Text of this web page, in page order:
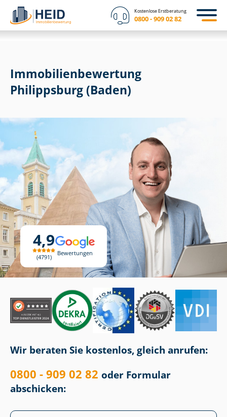
Kostenlose Erstberatung
0800 - 909 02 82
4,9
4791
Bewertungen
Immobilien­bewertung
Philippsburg (Baden)
Wir beraten Sie kostenlos, gleich anrufen:
0800 - 909 02 82 oder Formular
abschicken: